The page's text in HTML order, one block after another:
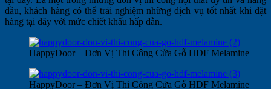
đầu, khách hàng có thể trải nghiệm những dịch vụ tốt nhất khi đặt
hàng tại đây với mức chiết khấu hấp dẫn.
HappyDoor – Đơn Vị Thi Công Cửa Gỗ HDF Melamine
HappyDoor – Đơn Vị Thi Công Cửa Gỗ HDF Melamine